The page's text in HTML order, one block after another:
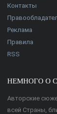
Контакты
Реклама
Правила
RSS
НЕМНОГО О
Авторские
всей Страны,